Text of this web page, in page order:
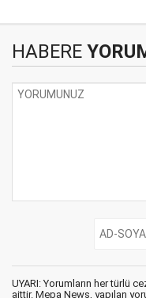
HABERE
UYARI: Yorumların her türlü
aittir. Mepa News, yapılan